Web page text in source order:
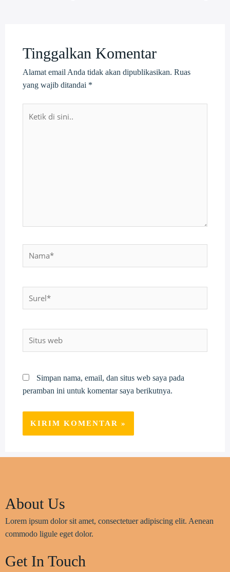
Tinggalkan Komentar
Alamat email Anda tidak akan dipublikasikan. Ruas
yang wajib ditandai *
Simpan nama, email, dan situs web saya pada
peramban ini untuk komentar saya berikutnya.
About Us
Lorem ipsum dolor sit amet, consectetuer adipiscing elit. Aenean
commodo ligule eget dolor.
Get In Touch